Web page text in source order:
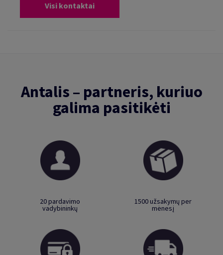
Visi kontaktai
Antalis – partneris, kuriuo
galima pasitikėti
20 pardavimo
vadybininkų
1500 užsakymų per
mėnesį